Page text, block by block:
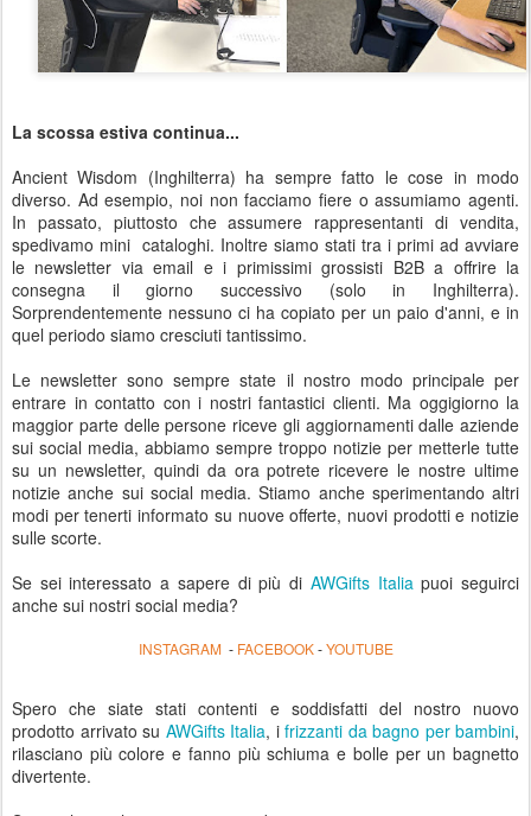
La scossa estiva continua...
Ancient Wisdom (Inghilterra) ha sempre fatto le cose in modo
diverso. Ad esempio, noi non facciamo fiere o assumiamo agenti.
In passato, piuttosto che assumere rappresentanti di vendita,
spedivamo mini cataloghi. Inoltre siamo stati tra i primi ad avviare
le newsletter via email e i primissimi grossisti B2B a offrire la
consegna il giorno successivo (solo in Inghilterra).
Sorprendentemente nessuno ci ha copiato per un paio d'anni, e in
quel periodo siamo cresciuti tantissimo.
Le newsletter sono sempre state il nostro modo principale per
entrare in contatto con i nostri fantastici clienti. Ma oggigiorno la
maggior parte delle persone riceve gli aggiornamenti dalle aziende
sui social media, abbiamo sempre troppo notizie per metterle tutte
su un newsletter, quindi da ora potrete ricevere le nostre ultime
notizie anche sui social media. Stiamo anche sperimentando altri
modi per tenerti informato su nuove offerte, nuovi prodotti e notizie
sulle scorte.
Se sei interessato a sapere di più di AWGifts Italiapuoi seguirci
anche sui nostri social media?
INSTAGRAM - FACEBOOK - YOUTUBE
Spero che siate stati contenti e soddisfatti del nostro nuovo
prodotto arrivato su AWGifts Italia, i frizzanti da bagno per bambini,
rilasciano più colore e fanno più schiuma e bolle per un bagnetto
divertente.